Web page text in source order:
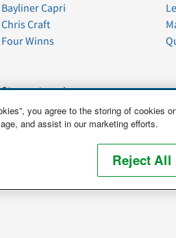
Bayliner Capri
Chris Craft
Four Winns
Otras categorías
Vehículos
Artículos de cuidado especial
you agree to the storing of cookies
and assist in our marketing efforts.
Reject All